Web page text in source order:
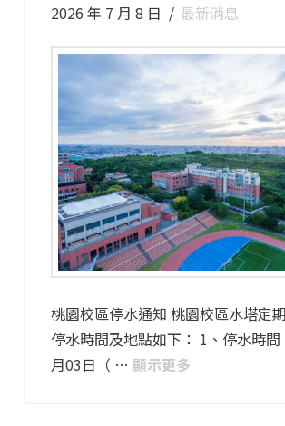
2026 年 7 月 8 日 最新消息
桃園校區停水通知 桃園校區水塔定
停水時間及地點如下： 1、停水時
月03日（ …顯示更多